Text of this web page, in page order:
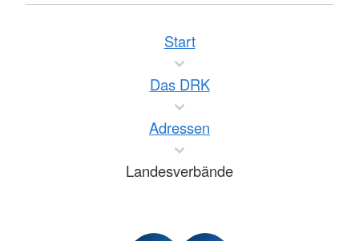
Start
Das DRK
Adressen
Landesverbände